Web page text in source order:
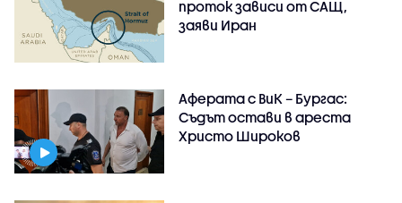
проток зависи от САЩ,
заяви Иран
Аферата с ВиК – Бургас:
Съдът остави в ареста
Христо Широков